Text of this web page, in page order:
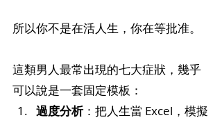
所以你不是在活人生，你在等批准。
這類男人最常出現的七大症狀，幾乎
可以說是一套固定模板：
過度分析：把人生當 Excel，模擬